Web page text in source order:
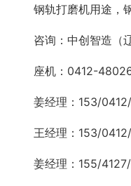
钢轨打磨机用途，钢
咨询：中创智造（辽
座机：0412-
姜经理：153/0412/
王经理：153/0412/
姜经理：155/